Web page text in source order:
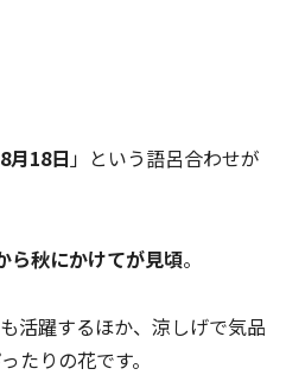
月18日」という語呂合わせが
ら秋にかけてが見頃。
活躍するほか、涼しげで気品
たりの花です。